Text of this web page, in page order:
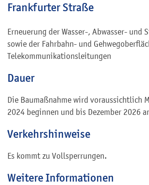
Frankfurter Straße
Erneuerung der Wasser-, Abwasser- und
sowie der Fahrbahn- und
Telekommunikationsleitungen
Dauer
Die Baumaßnahme wird voraussichtlich
2024 beginnen und bis Dezember 2026
Verkehrshinweise
Es kommt zu Vollsperrungen.
Weitere Informationen